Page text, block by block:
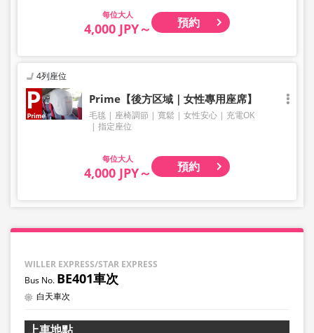
大人
4,000 JPY～ 預約
4列座位
Prime【後方区域｜女性專用座席】
毛毯 座椅調節 寬鬆 女性安心
充電OK
指定座位
大人
4,000 JPY～ 預約
WILLER EXPRESS/STAR EXPRESS
BE401車次
白天車次
上車地點